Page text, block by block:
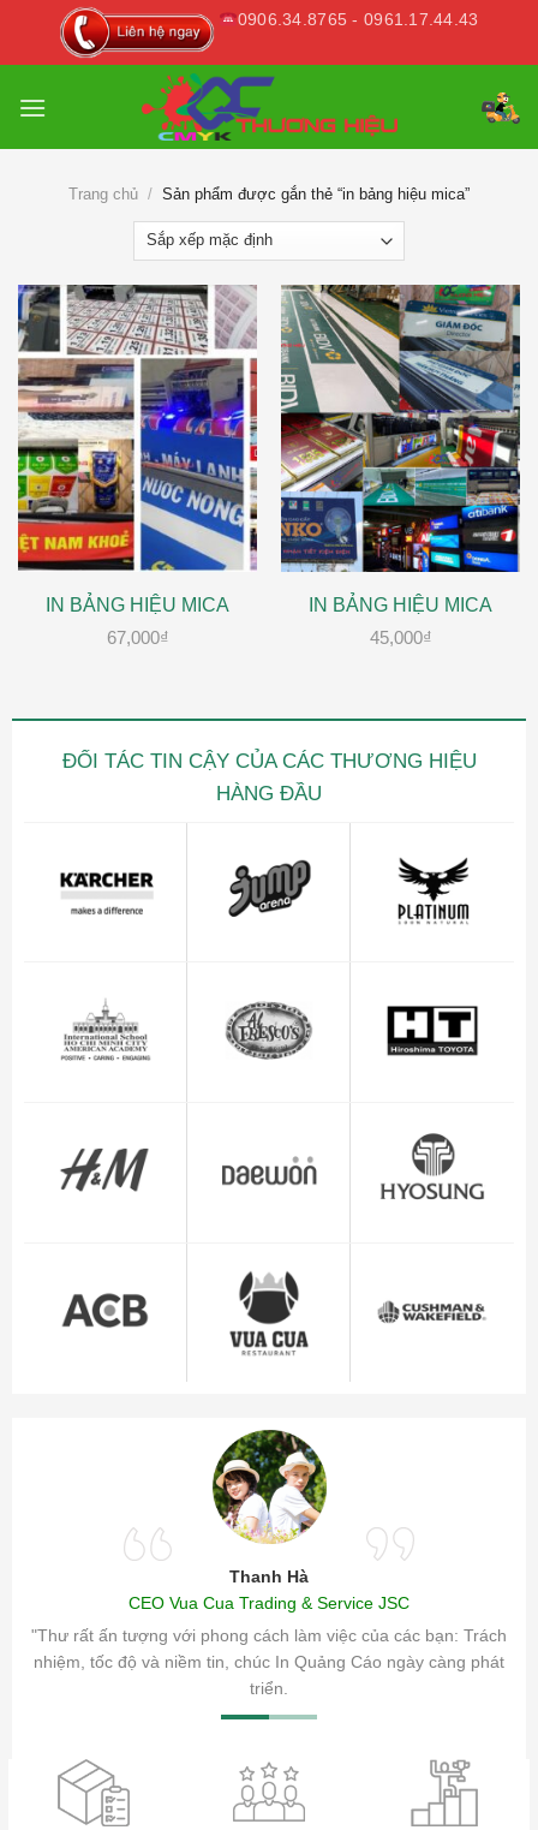
0906.34.8765 - 0961.17.44.43
Trang chủ / Sản phẩm được gắn thẻ “in bảng hiệu mica”
IN BẢNG HIỆU MICA
67,000₫
IN BẢNG HIỆU MICA
45,000₫
ĐỐI TÁC TIN CẬY CỦA CÁC THƯƠNG HIỆU
HÀNG ĐẦU
Thanh Hà
CEO Vua Cua Trading & Service JSC
"Thư rất ấn tượng với phong cách làm việc của các bạn: Trách
nhiệm, tốc độ và niềm tin, chúc In Quảng Cáo ngày càng phát
triển.
sóc